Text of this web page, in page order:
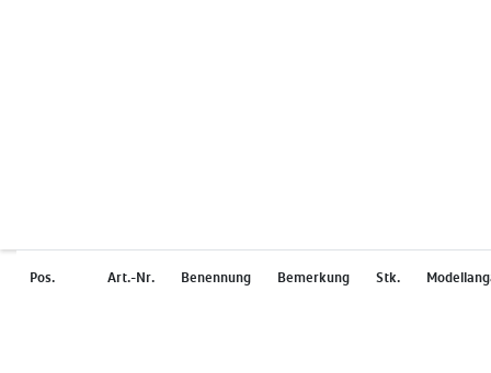
Pos. Art.-Nr. Benennung Bemerkung Stk.